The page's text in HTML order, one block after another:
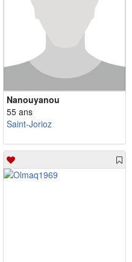
Nanouyanou
55 ans
Saint-Jorioz